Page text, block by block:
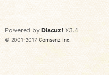
Powered by Discuz! X3.4
© 2001-2017 Comsenz Inc.